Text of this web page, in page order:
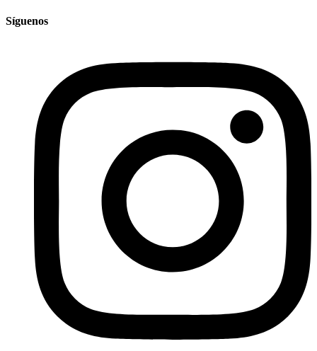
Síguenos